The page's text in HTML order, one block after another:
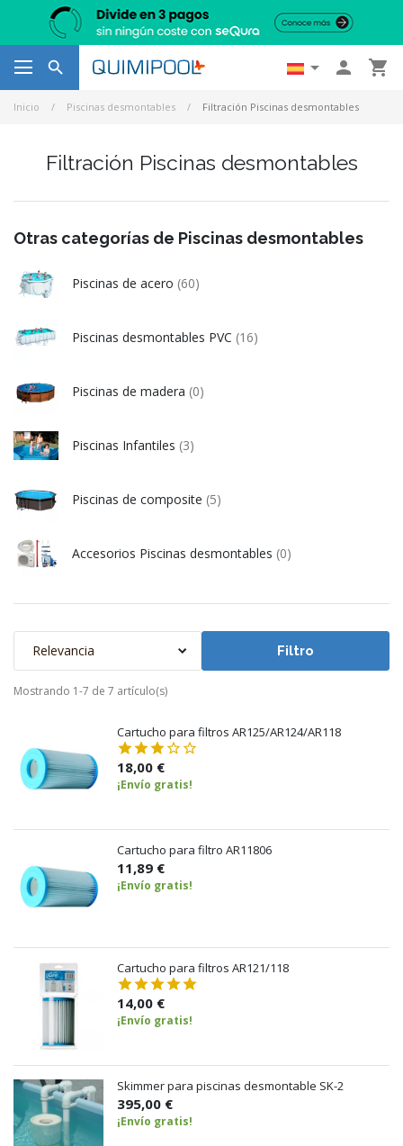
   
Inicio Piscinas desmontables Filtración Piscinas desmontables
Filtración Piscinas desmontables
Otras categorías de Piscinas desmontables
Piscinas de acero (60)
Piscinas desmontables PVC (16)
Piscinas de madera (0)
Piscinas Infantiles (3)
Piscinas de composite (5)
Accesorios Piscinas desmontables (0)
Relevancia Filtro
Mostrando 1-7 de 7 artículo(s)
Cartucho para filtros AR125/AR124/AR118
18,00 €
¡Envío gratis!
Cartucho para filtro AR11806
11,89 €
¡Envío gratis!
Cartucho para filtros AR121/118
14,00 €
¡Envío gratis!
Skimmer para piscinas desmontable SK-2
395,00 €
¡Envío gratis!